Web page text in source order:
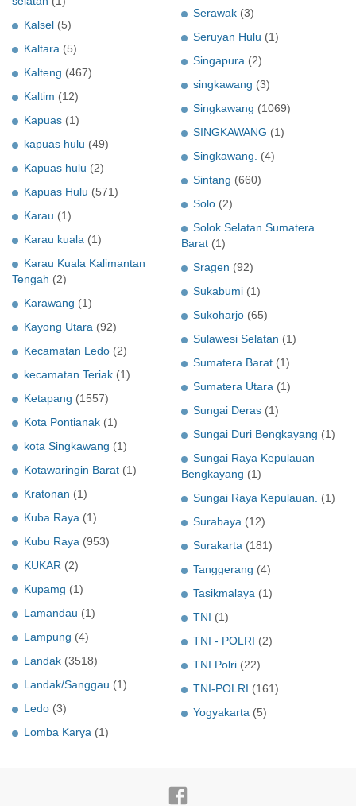
Kalsel (5)
Kaltara (5)
Kalteng (467)
Kaltim (12)
Kapuas (1)
kapuas hulu (49)
Kapuas hulu (2)
Kapuas Hulu (571)
Karau (1)
Karau kuala (1)
Karau Kuala Kalimantan
Tengah (2)
Karawang (1)
Kayong Utara (92)
Kecamatan Ledo (2)
kecamatan Teriak (1)
Ketapang (1557)
Kota Pontianak (1)
kota Singkawang (1)
Kotawaringin Barat (1)
Kratonan (1)
Kuba Raya (1)
Kubu Raya (953)
KUKAR (2)
Kupamg (1)
Lamandau (1)
Lampung (4)
Landak (3518)
Landak/Sanggau (1)
Ledo (3)
Lomba Karya (1)
Serawak (3)
Seruyan Hulu (1)
Singapura (2)
singkawang (3)
Singkawang (1069)
SINGKAWANG (1)
Singkawang. (4)
Sintang (660)
Solo (2)
Solok Selatan Sumatera
Barat (1)
Sragen (92)
Sukabumi (1)
Sukoharjo (65)
Sulawesi Selatan (1)
Sumatera Barat (1)
Sumatera Utara (1)
Sungai Deras (1)
Sungai Duri Bengkayang (1)
Sungai Raya Kepulauan
Bengkayang (1)
Sungai Raya Kepulauan. (1)
Surabaya (12)
Surakarta (181)
Tanggerang (4)
Tasikmalaya (1)
TNI (1)
TNI - POLRI (2)
TNI Polri (22)
TNI-POLRI (161)
Yogyakarta (5)